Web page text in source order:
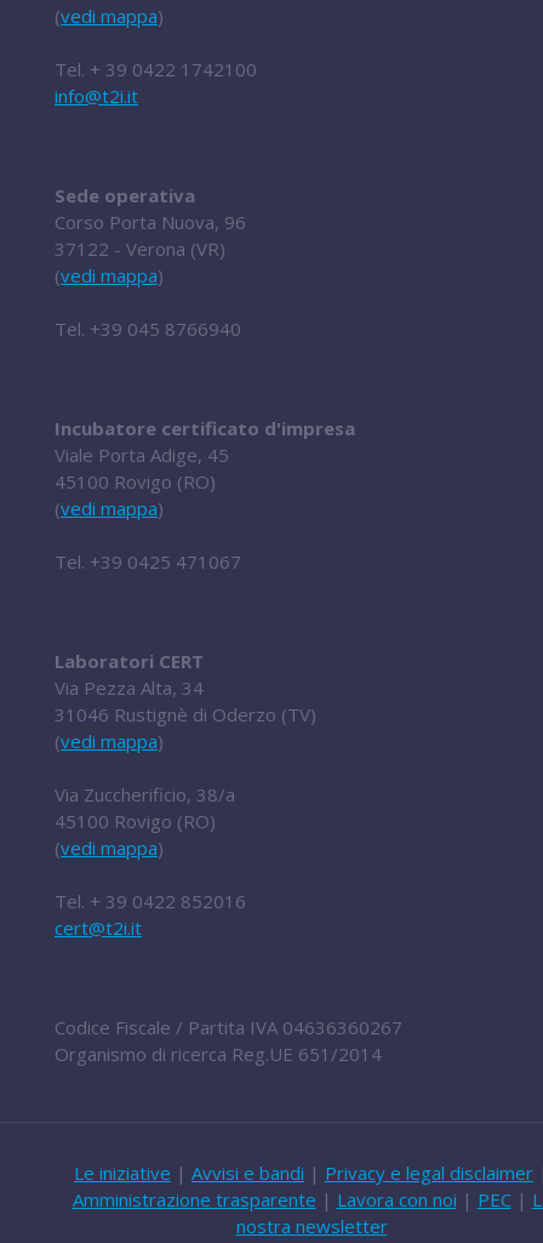
(vedi mappa)
Tel. + 39 0422 1742100
info@t2i.it
Sede operativa
Corso Porta Nuova, 96
37122 - Verona (VR)
(vedi mappa)
Tel. +39 045 8766940
Incubatore certificato d'impresa
Viale Porta Adige, 45
45100 Rovigo (RO)
(vedi mappa)
Tel. +39 0425 471067
Laboratori CERT
Via Pezza Alta, 34
31046 Rustignè di Oderzo (TV)
(vedi mappa)
Via Zuccherificio, 38/a
45100 Rovigo (RO)
(vedi mappa)
Tel. + 39 0422 852016
cert@t2i.it
Codice Fiscale / Partita IVA 04636360267
Organismo di ricerca Reg.UE 651/2014
Le iniziative | Avvisi e bandi | Privacy e legal disclaimer
Amministrazione trasparente | Lavora con noi | PEC|
nostra newsletter